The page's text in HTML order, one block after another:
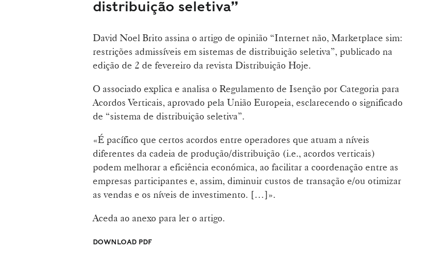
distribuição seletiva”
David Noel Brito assina o artigo de opinião “Internet não, Marketplace sim:
restrições admissíveis em sistemas de distribuição seletiva”, publicado na
edição de 2 de fevereiro da revista Distribuição Hoje.
O associado explica e analisa o Regulamento de Isenção por Categoria para
Acordos Verticais, aprovado pela União Europeia, esclarecendo o significado
de “sistema de distribuição seletiva”.
«É pacífico que certos acordos entre operadores que atuam a níveis
diferentes da cadeia de produção/distribuição (i.e., acordos verticais)
podem melhorar a eficiência económica, ao facilitar a coordenação entre as
empresas participantes e, assim, diminuir custos de transação e/ou otimizar
as vendas e os níveis de investimento. […]».
Aceda ao anexo para ler o artigo.
DOWNLOAD PDF